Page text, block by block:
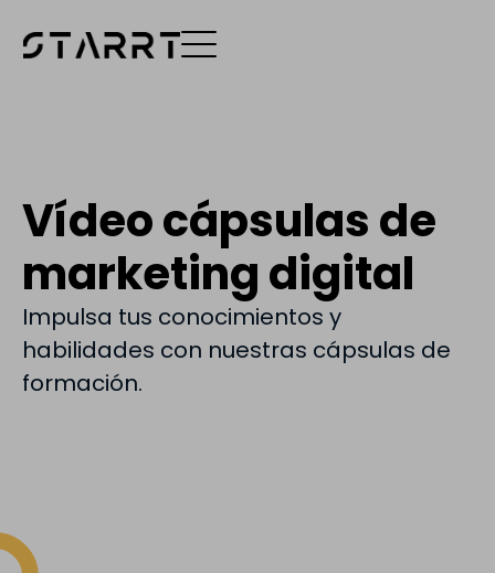
Vídeo cápsulas de
marketing digital
Impulsa tus conocimientos y
habilidades con nuestras cápsulas de
formación.